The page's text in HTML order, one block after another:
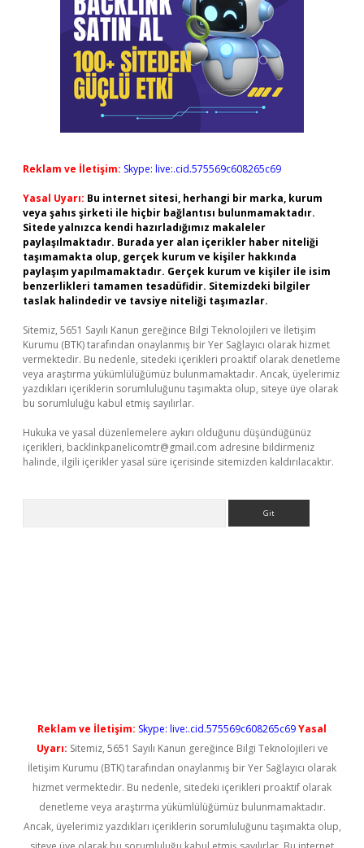
Reklam ve İletişim: Skype: live:.cid.575569c608265c69
Yasal Uyarı: Bu internet sitesi, herhangi bir marka, kurum
veya şahıs şirketi ile hiçbir bağlantısı bulunmamaktadır.
Sitede yalnızca kendi hazırladığımız makaleler
paylaşılmaktadır. Burada yer alan içerikler haber niteliği
taşımamakta olup, gerçek kurum ve kişiler hakkında
paylaşım yapılmamaktadır. Gerçek kurum ve kişiler ile isim
benzerlikleri tamamen tesadüfidir. Sitemizdeki bilgiler
taslak halindedir ve tavsiye niteliği taşımazlar.
Sitemiz, 5651 Sayılı Kanun gereğince Bilgi Teknolojileri ve İletişim
Kurumu (BTK) tarafından onaylanmış bir Yer Sağlayıcı olarak hizmet
vermektedir. Bu nedenle, sitedeki içerikleri proaktif olarak denetleme
veya araştırma yükümlülüğümüz bulunmamaktadır. Ancak, üyelerimiz
yazdıkları içeriklerin sorumluluğunu taşımakta olup, siteye üye olarak
bu sorumluluğu kabul etmiş sayılırlar.
Hukuka ve yasal düzenlemelere aykırı olduğunu düşündüğünüz
içerikleri, backlinkpanelicomtr@gmail.com adresine bildirmeniz
halinde, ilgili içerikler yasal süre içerisinde sitemizden kaldırılacaktır.
Reklam ve İletişim: Skype: live:.cid.575569c608265c69Yasal
Uyarı: Sitemiz, 5651 Sayılı Kanun gereğince Bilgi Teknolojileri ve
İletişim Kurumu (BTK) tarafından onaylanmış bir Yer Sağlayıcı olarak
hizmet vermektedir. Bu nedenle, sitedeki içerikleri proaktif olarak
denetleme veya araştırma yükümlülüğümüz bulunmamaktadır.
Ancak, üyelerimiz yazdıkları içeriklerin sorumluluğunu taşımakta olup,